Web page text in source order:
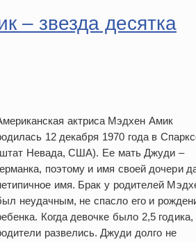
– звезда десятка
актриса Мэдхен Амик
12 декабря 1970 года в
Невада, США). Ее мать Джуди –
поэтому и имя своей дочери
имя. Брак у родителей
неудачным, не спасло его и
Когда девочке было 2,5 годика,
развелись. Джуди долго не